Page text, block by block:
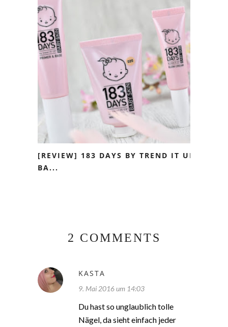
[REVIEW] 183 DAYS BY TREND IT UP
BA...
2 COMMENTS
KASTA
9. Mai 2016 um 14:03
Du hast so unglaublich tolle
Nägel, da sieht einfach jeder